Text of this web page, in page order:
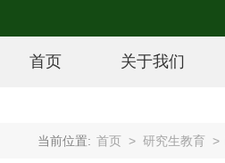
首页 关于我们
当前位置: 首页 > 研究生教育 >